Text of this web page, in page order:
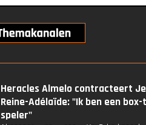
Heracles Almelo contracteert
Reine-Adélaïde: "Ik ben een
speler"